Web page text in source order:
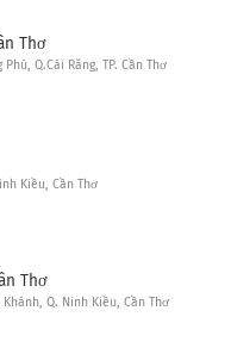
Thơ
Q.Cái Răng, TP. Cần Thơ
Kiều, Cần Thơ
Thơ
Q. Ninh Kiều, Cần Thơ